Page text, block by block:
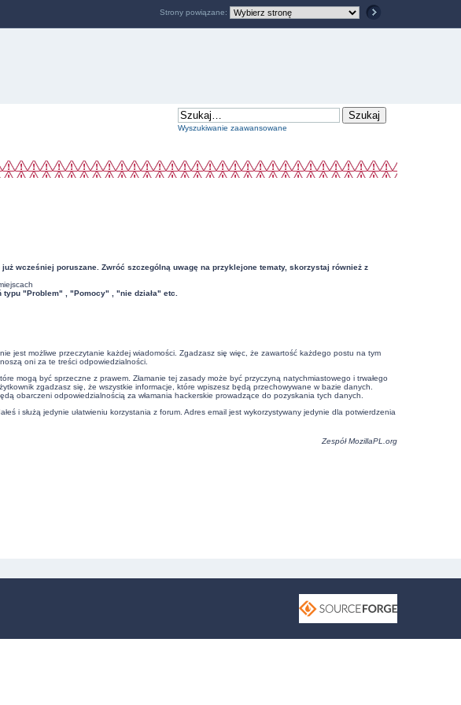
Wyszukiwanie zaawansowane
wcześniej poruszane. Zwróć szczególną uwagę na przyklejone tematy, skorzystaj również z
"Problem" , "Pomocy" , "nie działa" etc.
jest możliwe przeczytanie każdej wiadomości. Zgadzasz się więc, że zawartość każdego postu na tym
oni za te treści odpowiedzialności.
mogą być sprzeczne z prawem. Złamanie tej zasady może być przyczyną natychmiastowego i trwałego
zgadzasz się, że wszystkie informacje, które wpiszesz będą przechowywane w bazie danych.
obarczeni odpowiedzialnością za włamania hackerskie prowadzące do pozyskania tych danych.
i służą jedynie ułatwieniu korzystania z forum. Adres email jest wykorzystywany jedynie dla potwierdzenia
ZespółMozillaPL.org
Strony powiązane: